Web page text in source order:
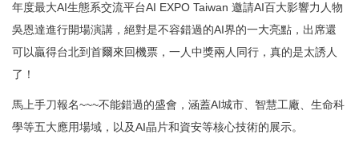
年度最大AI生態系交流平台AI EXPO Taiwan 邀請AI百大影響力人物
吳恩達進行開場演講，絕對是不容錯過的AI界的一大亮點，出席還
可以贏得台北到首爾來回機票，一人中獎兩人同行，真的是太誘人
了！
馬上手刀報名~~~不能錯過的盛會，涵蓋AI城市、智慧工廠、生命科
學等五大應用場域，以及AI晶片和資安等核心技術的展示。